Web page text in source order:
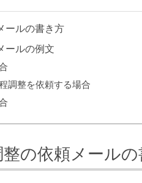
ールの書き方
ールの例文
調整を依頼する場合
の依頼メール